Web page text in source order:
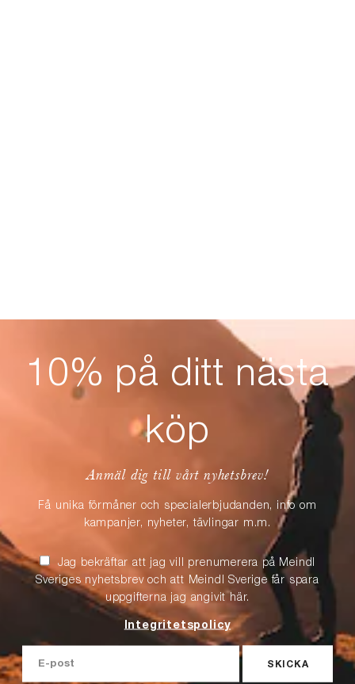
10% på ditt nästa
köp
Anmäl dig till vårt nyhetsbrev!
Få unika förmåner och specialerbjudanden, info om
kampanjer, nyheter, tävlingar m.m.
Jag bekräftar att jag vill prenumerera på Meindl
Sveriges nyhetsbrev och att Meindl Sverige får spara
uppgifterna jag angivit här.
Integritetspolicy
SKICKA